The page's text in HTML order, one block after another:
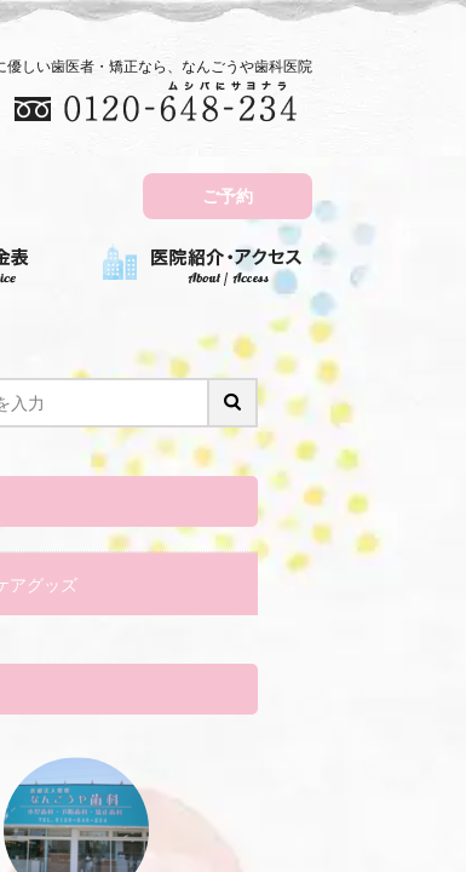
しい歯医者・矯正なら、なんごうや歯科医院
ご予約
アグッズ